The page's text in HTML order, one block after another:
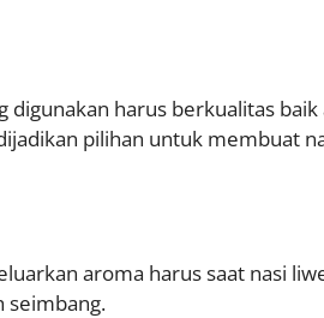
digunakan harus berkualitas
pilihan untuk membuat
aroma harus saat nasi
seimbang.